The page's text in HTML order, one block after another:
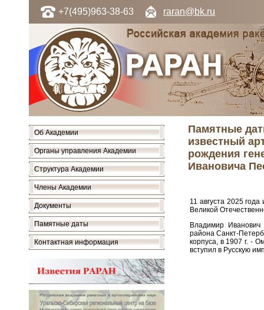
+7(495)963-38-63 raran@bk.ru
Об Академии
Органы управления Академии
Структура Академии
Члены Академии
Документы
Памятные даты
Контактная информация
Памятные
известный
рождения
Ивановича
11 августа 2025
Великой
Владимир Иванович
района Санкт-
корпуса, в 1907 г. -
вступил в Русскую